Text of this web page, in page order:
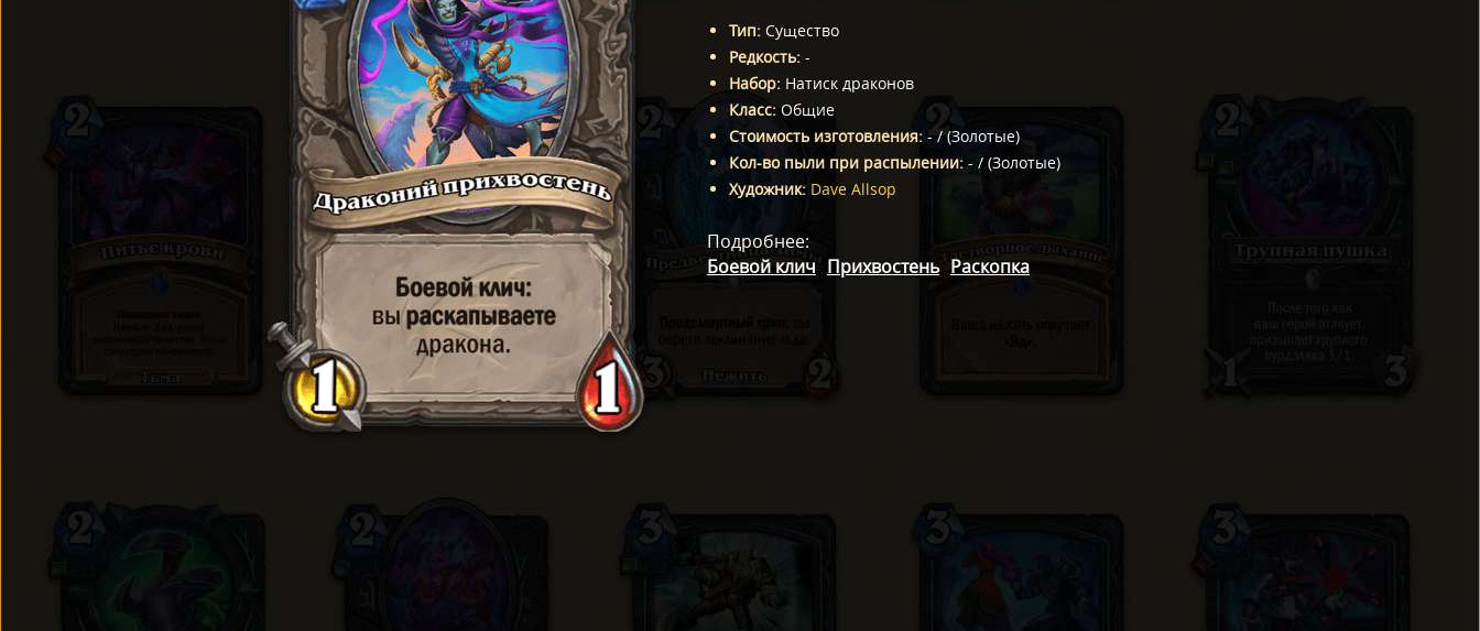
Тип: Существо
Редкость: -
Набор: Натиск драконов
Класс: Общие
Стоимость изготовления: - /(Золотые)
Кол-во пыли при распылении: - / (Золотые)
Художник: Dave Allsop
Подробнее:
Боевой клич Прихвостень Раскопка